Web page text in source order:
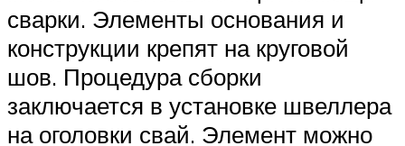
сварки. Элементы основания и
конструкции крепят на круговой
шов. Процедура сборки
заключается в установке швеллера
на оголовки свай. Элемент можно